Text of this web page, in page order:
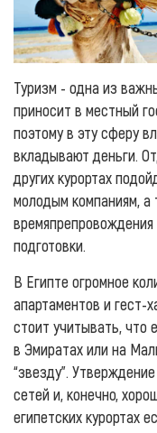
Туризм - одна из
приносит в местный
поэтому в эту сферу
вкладывают деньги.
других курортах
молодым компаниям, а
подготовки.
В Египте огромное
апартаментов и гест-
стоит учитывать, что
в Эмиратах или на
“звезду”.
сетей и, конечно,
египетских курортах